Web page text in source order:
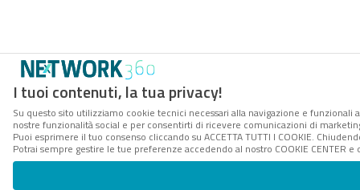
I tuoi contenuti, la tua privacy!
Su questo sito utilizziamo cookie tecnici necessari alla navigazione e
nostre funzionalità social e per consentirti di ricevere comunicazioni di
Puoi esprimere il tuo consenso cliccando su ACCETTA TUTTI I COOKIE.
Potrai sempre gestire le tue preferenze accedendo al nostro COOKIE